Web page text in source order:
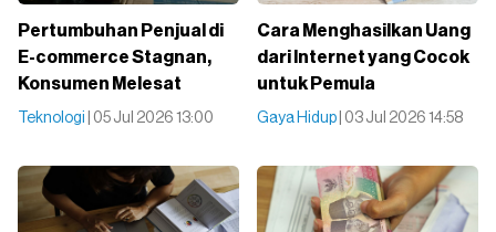
Pertumbuhan Penjual di
E-commerce Stagnan,
Konsumen Melesat
Teknologi | 05 Jul 2026 13:00
Cara Menghasilkan Uang
dari Internet yang Cocok
untuk Pemula
Gaya Hidup | 03 Jul 2026 14:58